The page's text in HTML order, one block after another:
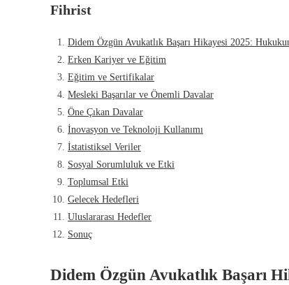
Fihrist
Didem Özgün Avukatlık Başarı Hikayesi 2025:
Erken Kariyer ve Eğitim
Eğitim ve Sertifikalar
Mesleki Başarılar ve Önemli Davalar
Öne Çıkan Davalar
İnovasyon ve Teknoloji Kullanımı
İstatistiksel Veriler
Sosyal Sorumluluk ve Etki
Toplumsal Etki
Gelecek Hedefleri
Uluslararası Hedefler
Sonuç
Didem Özgün Avukatlık Başarı